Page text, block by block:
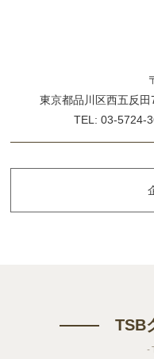
東京都品川区西五反
TEL: 03-5724-
TSB
-